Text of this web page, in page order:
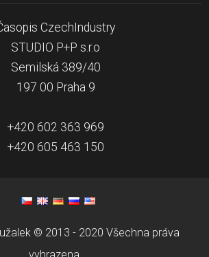
CzechIndustry
STUDIO P+P s.r.o
Semilská 389/40
197 00 Praha 9
+420 602 363 969
+420 605 463 150
© 2013 - 2020 Všechna práva